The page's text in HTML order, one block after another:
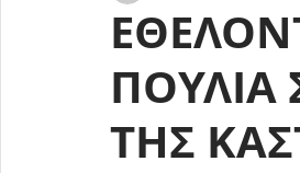
ΤΗΣ